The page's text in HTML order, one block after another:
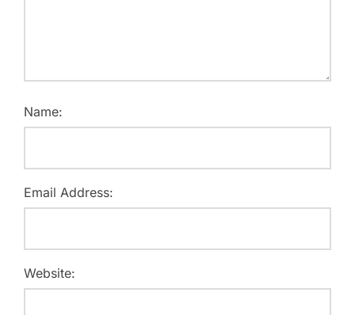
Name:
Email Address:
Website: